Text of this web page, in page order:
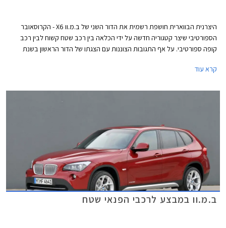
היצרנית הבווארית חושפת רשמית את הדור השני של ב.מ.וו X6 - הקרוסאובר
הספורטיבי שיצר קטגוריה חדשה על ידי הכלאה בין רכב שטח קשוח לבין רכב
קופה ספורטיבי. על אף התגובות הצוננות עם הצגתו של הדור הראשון בשנת
קרא עוד
ב.מ.וו במבצע לרכבי הפנאי שטח